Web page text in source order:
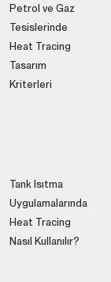
Petrol ve Gaz
Tesislerinde
Heat Tracing
Tasarım
Kriterleri
Tank Isıtma
Uygulamalarında
Heat Tracing
Nasıl Kullanılır?